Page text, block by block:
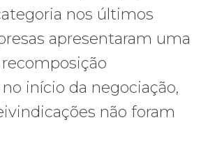
nos últimos
apresentaram uma
início da negociação,
não foram